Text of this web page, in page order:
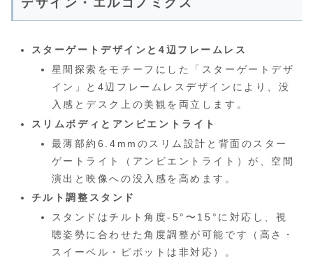
スターゲートデザインと4辺フレームレス
星間探索をモチーフにした「スターゲートデザ
イン」と4辺フレームレスデザインにより、没
入感とデスク上の美観を両立します。
スリムボディとアンビエントライト
最薄部約6.4mmのスリム設計と背面のスター
ゲートライト（アンビエントライト）が、空間
演出と映像への没入感を高めます。
チルト調整スタンド
スタンドはチルト角度-5°〜15°に対応し、視
聴姿勢に合わせた角度調整が可能です（高さ・
スイーベル・ピボットは非対応）。